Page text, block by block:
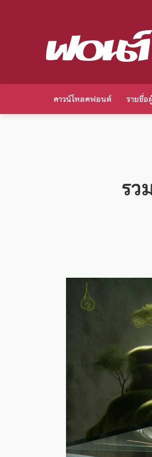
ดาวน์โหลดฟอนต์ รายชื่
รว